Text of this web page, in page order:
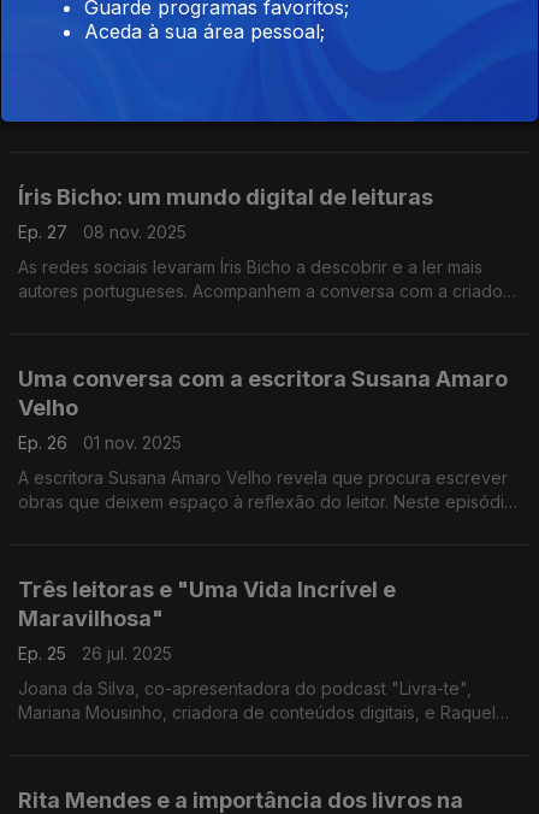
Filipa Amorim e o amor pelos thrillers
Íris Bicho: um mundo digital de leituras
Ep. 27
08 nov. 2025
As redes sociais levaram Íris Bicho a descobrir e a ler mais
autores portugueses. Acompanhem a conversa com a criadora
Uma conversa com a escritora Susana Amaro
Velho
Ep. 26
01 nov. 2025
A escritora Susana Amaro Velho revela que procura escrever
obras que deixem espaço à reflexão do leitor. Neste episódio,
Três leitoras e "Uma Vida Incrível e
Maravilhosa"
Ep. 25
26 jul. 2025
Joana da Silva, co-apresentadora do podcast "Livra-te",
Mariana Mousinho, criadora de conteúdos digitais, e Raquel
Rita Mendes e a importância dos livros na
Guarde programas favoritos;
Aceda à sua área pessoal;